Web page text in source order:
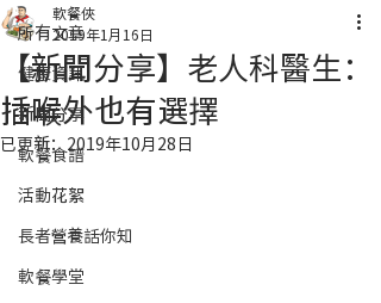
所有文章
健康資訊
新聞分享
軟餐食譜
活動花絮
長者營養話你知
軟餐學堂
【新聞分享】老人科醫生：
插喉外也有選擇
軟餐俠
2019年1月16日
已更新： 2019年10月28日